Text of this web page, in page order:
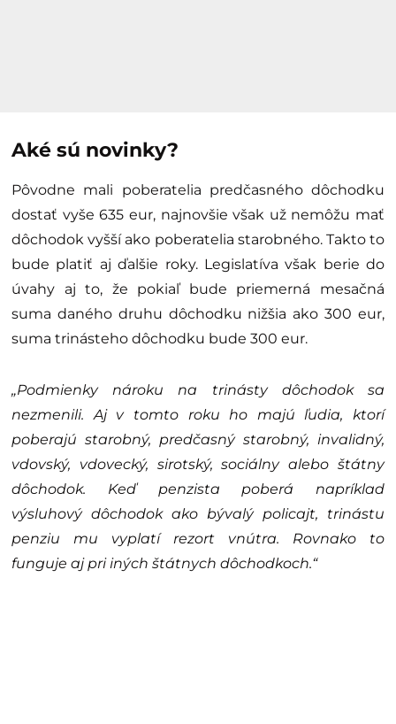
Aké sú novinky?
Pôvodne mali poberatelia predčasného dôchodku
dostať vyše 635 eur, najnovšie však už nemôžu mať
dôchodok vyšší ako poberatelia starobného. Takto to
bude platiť aj ďalšie roky. Legislatíva však berie do
úvahy aj to, že pokiaľ bude priemerná mesačná
suma daného druhu dôchodku nižšia ako 300 eur,
suma trinásteho dôchodku bude 300 eur.
„Podmienky nároku na trinásty dôchodok sa
nezmenili. Aj v tomto roku ho majú ľudia, ktorí
poberajú starobný, predčasný starobný, invalidný,
vdovský, vdovecký, sirotský, sociálny alebo štátny
dôchodok. Keď penzista poberá napríklad
výsluhový dôchodok ako bývalý policajt, trinástu
penziu mu vyplatí rezort vnútra. Rovnako to
funguje aj pri iných štátnych dôchodkoch.“